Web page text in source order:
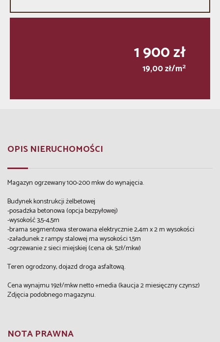
1 900 zł
19,00 zł/m2
OPIS NIERUCHOMOŚCI
Magazyn ogrzewany 100-200 mkw do wynajęcia.
Budynek konstrukcji żelbetowej
-posadzka betonowa (opcja bezpyłowej)
-wysokość 3,5-4,5m
-brama segmentowa sterowana elektrycznie 2,4m x 2 m wysokości
-załadunek z rampy stalowej ma wysokości 1,5m
-ogrzewanie z sieci miejskiej (cena ok. 5zł/mkw)
Teren ogrodzony, dojazd droga asfaltową.
Cena wynajmu 19zł/mkw netto +media (kaucja 2 miesięczny czynsz)
Zdjęcia podobnego magazynu.
NOTA PRAWNA